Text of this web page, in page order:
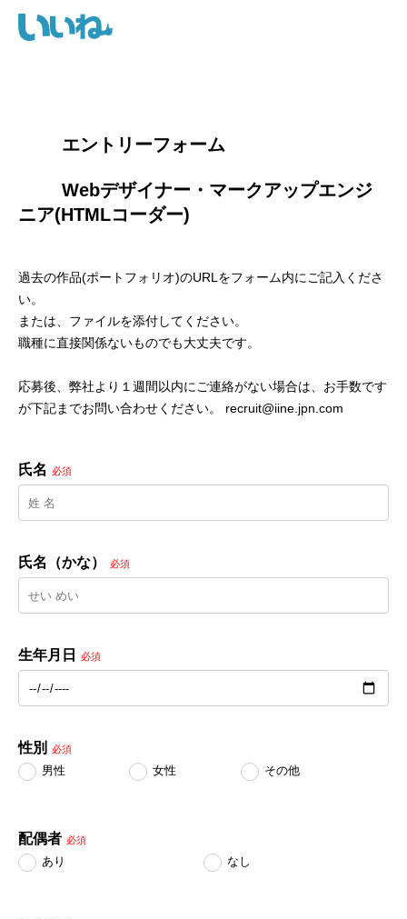
        エントリーフォーム
ニア(HTMLコーダー)
過去の作品(ポートフォリオ)のURLをフォーム内にご記入くださ
い。
または、ファイルを添付してください。
職種に直接関係ないものでも大丈夫です。
応募後、弊社より１週間以内にご連絡がない場合は、お手数です
が下記までお問い合わせください。 recruit@iine.jpn.com
氏名 必須
氏名（かな） 必須
生年月日 必須
性別 必須
男性 女性 その他
配偶者 必須
あり なし